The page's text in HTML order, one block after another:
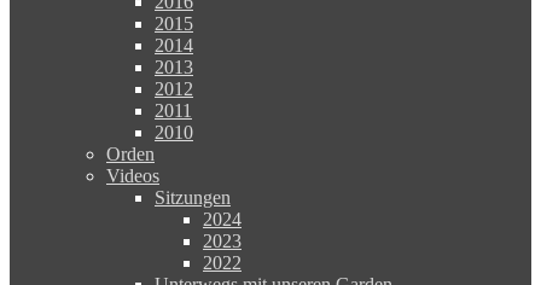
2015
2014
2013
2012
2011
2010
Orden
Videos
Sitzungen
2024
2023
2022